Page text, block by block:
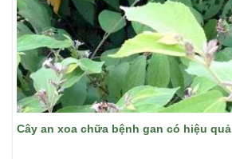
Cây an xoa chữa bệnh gan có hiệu quả